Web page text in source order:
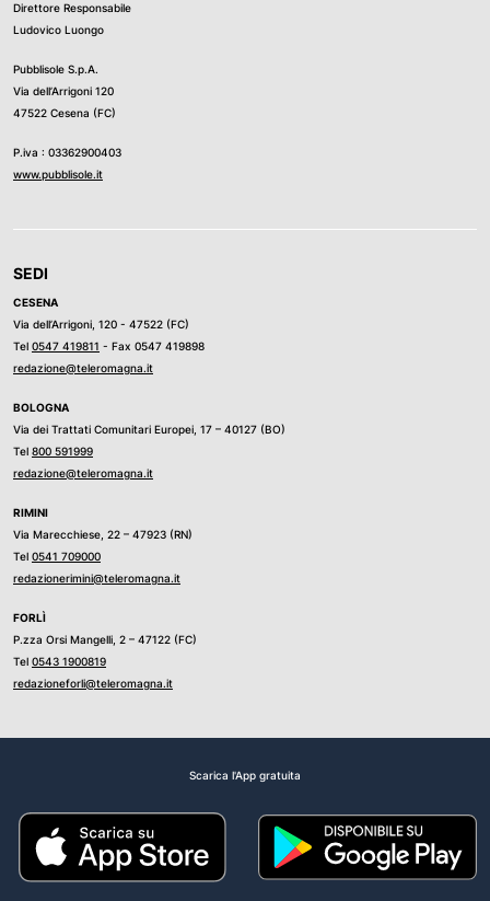
Direttore Responsabile
Ludovico Luongo
Pubblisole S.p.A.
Via dell’Arrigoni 120
47522 Cesena (FC)
P.iva : 03362900403
www.pubblisole.it
SEDI
CESENA
Via dell’Arrigoni, 120 - 47522 (FC)
Tel 0547 419811 - Fax 0547 419898
redazione@teleromagna.it
BOLOGNA
Via dei Trattati Comunitari Europei, 17 – 40127 (BO)
Tel 800 591999
redazione@teleromagna.it
RIMINI
Via Marecchiese, 22 – 47923 (RN)
Tel 0541 709000
redazionerimini@teleromagna.it
FORLÌ
P.zza Orsi Mangelli, 2 – 47122 (FC)
Tel 0543 1900819
redazioneforli@teleromagna.it
Scarica l'App gratuita